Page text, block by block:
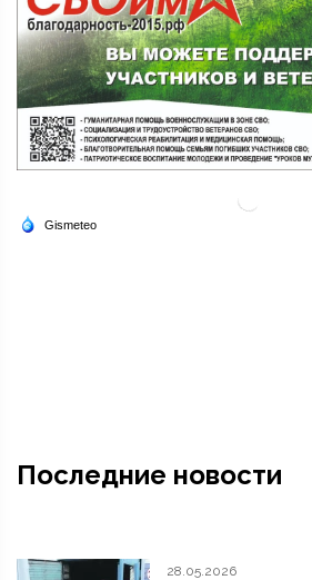
Последние новости
28.05.2026